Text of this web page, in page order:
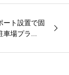
ート設置で固
場プラ...